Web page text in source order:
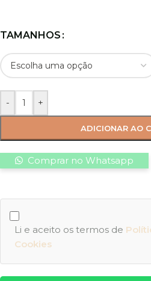
TAMANHOS
- +
ADICIONAR AO
Comprar no Whatsapp
Li e aceito os termos de
Cookies